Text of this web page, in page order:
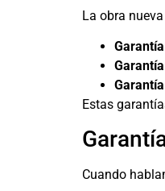
La obra
Estas
Cuando